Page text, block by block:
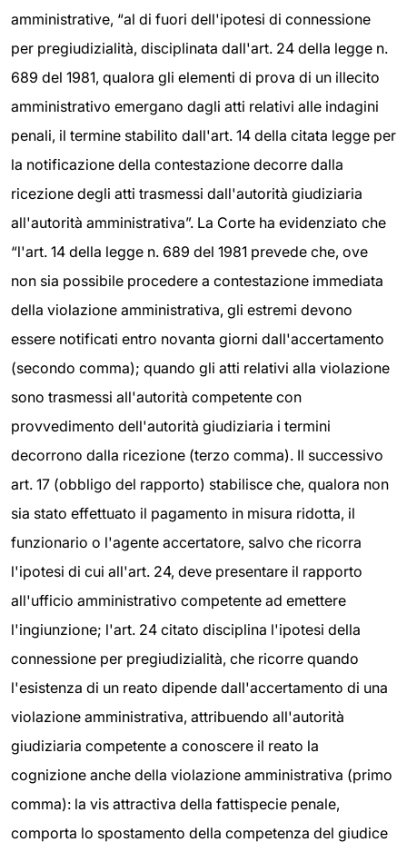
amministrative, “al di fuori dell'ipotesi di connessione
per pregiudizialità, disciplinata dall'art. 24 della legge n.
689 del 1981, qualora gli elementi di prova di un illecito
amministrativo emergano dagli atti relativi alle indagini
penali, il termine stabilito dall'art. 14 della citata legge per
la notificazione della contestazione decorre dalla
ricezione degli atti trasmessi dall'autorità giudiziaria
all'autorità amministrativa”. La Corte ha evidenziato che
“l'art. 14 della legge n. 689 del 1981 prevede che, ove
non sia possibile procedere a contestazione immediata
della violazione amministrativa, gli estremi devono
essere notificati entro novanta giorni dall'accertamento
(secondo comma); quando gli atti relativi alla violazione
sono trasmessi all'autorità competente con
provvedimento dell'autorità giudiziaria i termini
decorrono dalla ricezione (terzo comma). Il successivo
art. 17 (obbligo del rapporto) stabilisce che, qualora non
sia stato effettuato il pagamento in misura ridotta, il
funzionario o l'agente accertatore, salvo che ricorra
l'ipotesi di cui all'art. 24, deve presentare il rapporto
all'ufficio amministrativo competente ad emettere
l'ingiunzione; l'art. 24 citato disciplina l'ipotesi della
connessione per pregiudizialità, che ricorre quando
l'esistenza di un reato dipende dall'accertamento di una
violazione amministrativa, attribuendo all'autorità
giudiziaria competente a conoscere il reato la
cognizione anche della violazione amministrativa (primo
comma): la vis attractiva della fattispecie penale,
comporta lo spostamento della competenza del giudice